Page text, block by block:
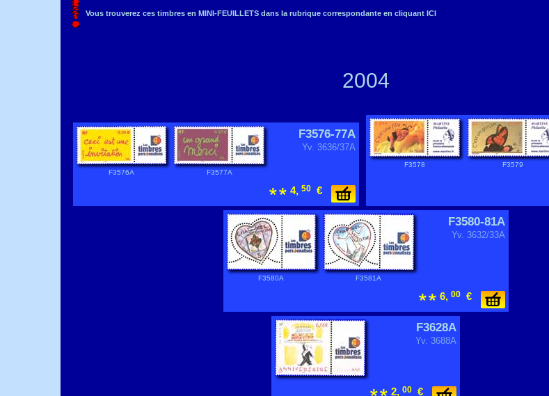
Vous trouverez ces timbres en MINI-FEUILLETS dans la rubrique correspondante en cliquant ICI
2004
F3576-77A
Yv. 3636/37A
F3576A F3577A
4, 50 €
F3578 F3579
F3580-81A
Yv. 3632/33A
F3580A F3581A
6, 00 €
F3628A
Yv. 3688A
2, 00 €